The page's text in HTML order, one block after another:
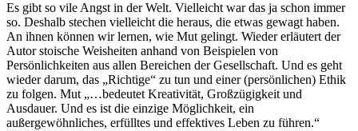
Es gibt so vile Angst in der Welt. Vielleicht war das ja schon immer
so. Deshalb stechen vielleicht die heraus, die etwas gewagt haben.
An ihnen können wir lernen, wie Mut gelingt. Wieder erläutert der
Autor stoische Weisheiten anhand von Beispielen von
Persönlichkeiten aus allen Bereichen der Gesellschaft. Und es geht
wieder darum, das „Richtige“ zu tun und einer (persönlichen) Ethik
zu folgen. Mut „…bedeutet Kreativität, Großzügigkeit und
Ausdauer. Und es ist die einzige Möglichkeit, ein
außergewöhnliches, erfülltes und effektives Leben zu führen.“